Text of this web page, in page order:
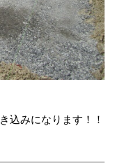
込みになります！！